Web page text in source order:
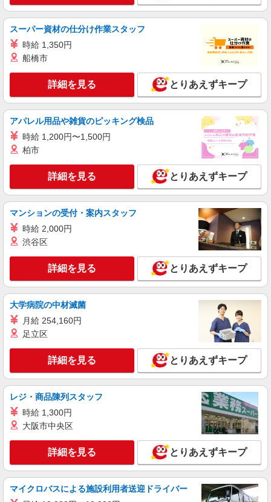
時給1,400円 交通費支給（規定あり） 実働8時
間のフルタイムでしっかり稼げます。 週5日勤
務 月収224,000円＋交通費（時給1,400円×8時間
×20日） 給料日 ・月払い 給与日：18日（月末締
め） ・日払い/週払い 勤務した日に即給与GET ※
埼玉県八潮市浮塚
詳細を見る
株式会社セイノースタッフサービス 関東支店
梱包 仕分け ピッキング
時給1,230円 交通費：一部支給 規定あり 働
き方イロイロ 週3日からフルタイム週5日など働
き方選べます A 週3日勤務 月収110,700円＋交
通費（時給1,230円×7.5時間×12日） B 週5日勤
務 月収184,500円＋交通費（時給1,230円×7.5時
間×20日） 給料日 ・月払い 給与日：18日（月末
締め） ・日払い/週払い 勤務した日に即給与GET
※手数料 165円／1回
キープ 詳細を見る
正社員
株式会社ケンショクホールディング
月給210,000円〜250,000円（経験等考慮） ※
試用期間3ヶ月 月給210,000円 ★配偶者手当
12,000円 ★子供手当（18歳未満対象） 1人3,000
円
埼玉県八潮市鶴ケ曽根730-5
キープ 詳細を見る
正社員
株式会社ハートランドGLPロジメイト
アミューズメント商材 物流オペレーションス
タッフ
月給280,000円〜350,000円 試用期間後は物流
業界の経験や前職給与などを考慮し決定します
例） ○物流業界での実務経験1年以上をお持ちの
方、または同等スキルの方。即戦力として活躍。
○物流管理職としての経験をお持ちの方。 【別
途手当】 ●通勤手当（規定支給） ●家族手当 ●残
業手当（全額支給） 【試用期間】 3ヶ月間あり
（期間中は月給240,000円） 試用期間後、経験・
能力を最大限考慮いたします。
★GLPロジメイト 埼玉県三郷市インター南1-4-
キープ 詳細を見る
派遣社員
人材プロオフィス株式会社
医療用ガラス容器の検査および包装スタッフ
スーパー資材の仕分け作業スタッフ
時給 1,350円
船橋市
詳細を見る とりあえずキープ
アパレル用品や雑貨のピッキング検品
時給 1,200円〜1,500円
柏市
詳細を見る とりあえずキープ
マンションの受付・案内スタッフ
時給 2,000円
渋谷区
詳細を見る とりあえずキープ
大学病院の中材滅菌
月給 254,160円
足立区
詳細を見る とりあえずキープ
レジ・商品陳列スタッフ
時給 1,300円
大阪市中央区
詳細を見る とりあえずキープ
マイクロバスによる施設利用者送迎ドライバー